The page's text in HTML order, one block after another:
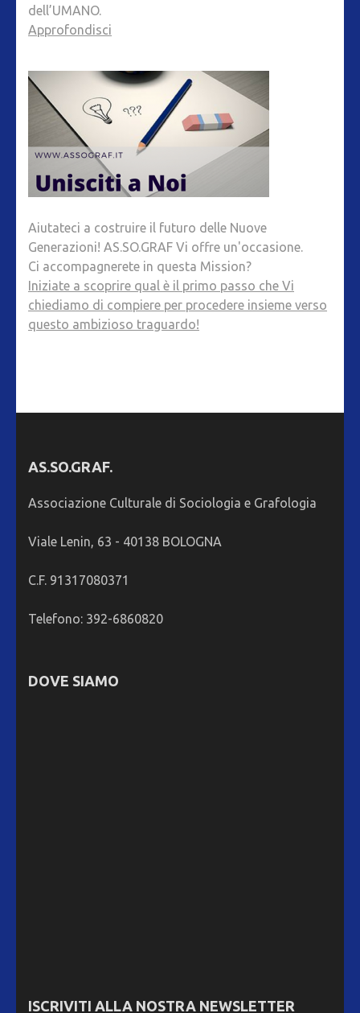
dell’UMANO.
Approfondisci
Aiutateci a costruire il futuro delle Nuove
Generazioni! AS.SO.GRAF Vi offre un'occasione.
Ci accompagnerete in questa Mission?
Iniziate a scoprire qual è il primo passo che Vi
chiediamo di compiere per procedere insieme verso
questo ambizioso traguardo!
AS.SO.GRAF.
Associazione Culturale di Sociologia e Grafologia
Viale Lenin, 63 - 40138 BOLOGNA
C.F. 91317080371
Telefono: 392-6860820
DOVE SIAMO
ISCRIVITI ALLA NOSTRA NEWSLETTER